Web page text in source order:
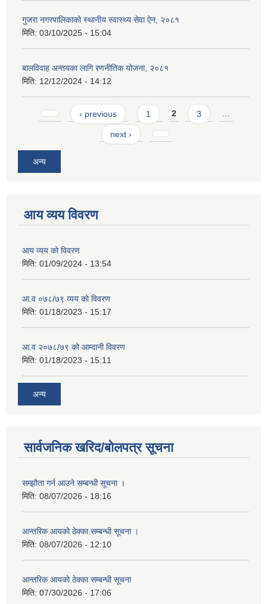
गुजरा नगरपालिकाको स्थानीय स्वास्थ्य सेवा ऐन, २०८१
मिति: 03/10/2025 - 15:04
बालविवाह अन्तयका लागि रणनीतिक योजना, २०८१
मिति: 12/12/2024 - 14:12
Pages ‹ previous 1 2 3 …
next ›
अन्य
आय व्यय विवरण
आय व्यय को विवरण
मिति: 01/09/2024 - 13:54
आ.व ०७८/७९ व्यय को विवरण
मिति: 01/18/2023 - 15:17
आ.व २०७८/७९ को आम्दानी विवरण
मिति: 01/18/2023 - 15:11
अन्य
सार्वजनिक खरिद/बोलपत्र सूचना
सम्झौता गर्न आउने सम्बन्धी सूचना ।
मिति: 08/07/2026 - 18:16
आन्तरिक आयको ठेक्का सम्बन्धी सूचना ।
मिति: 08/07/2026 - 12:10
आन्तरिक आयको ठेक्का सम्बन्धी सूचना
मिति: 07/30/2026 - 17:06